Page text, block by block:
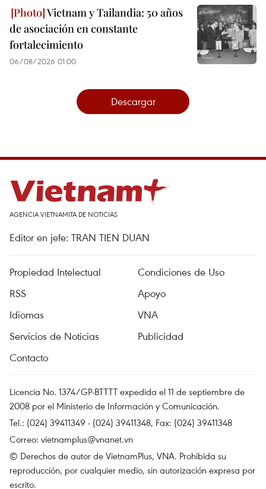
Vietnam y Tailandia: 50 años
de asociación en constante
fortalecimiento
06/08/2026 01:00
Descargar
AGENCIA VIETNAMITA DE NOTICIAS
Editor en jefe: TRAN TIEN DUAN
Propiedad Intelectual
Condiciones de Uso
RSS
Apoyo
Idiomas
VNA
Servicios de Noticias
Publicidad
Contacto
Licencia No. 1374/GP-BTTTT expedida el 11 de septiembre de
2008 por el Ministerio de Información y Comunicación.
Tel.: (024) 39411349 - (024) 39411348, Fax: (024) 39411348
Correo: vietnamplus@vnanet.vn
© Derechos de autor de VietnamPlus, VNA. Prohibida su
reproducción, por cualquier medio, sin autorización expresa por
escrito.